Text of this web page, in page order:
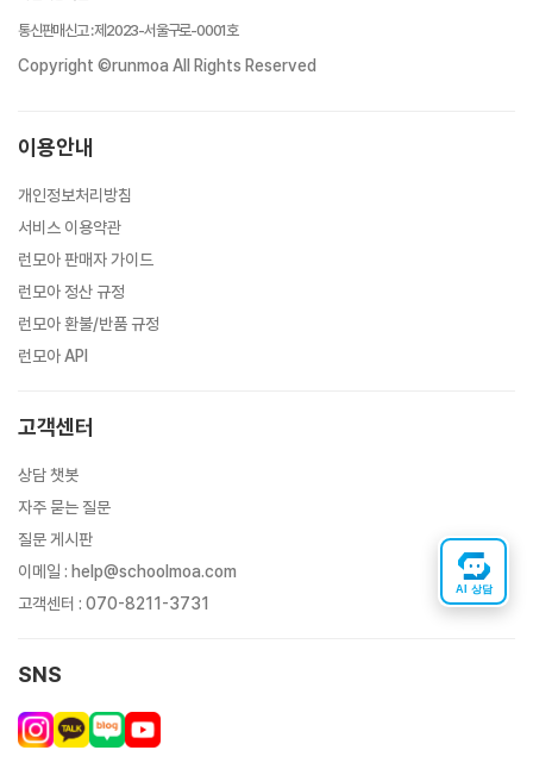
통신판매신고:제2023-서울구로-0001호
Copyright ©runmoa All Rights Reserved
이용안내
개인정보처리방침
서비스 이용약관
런모아 판매자 가이드
런모아 정산 규정
런모아 환불/반품 규정
런모아 API
고객센터
상담 챗봇
자주 묻는 질문
질문 게시판
이메일 : help@schoolmoa.com
고객센터 : 070-8211-3731
SNS
AI 상담